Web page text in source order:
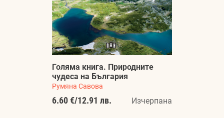
Голяма книга. Природните
чудеса на България
Румяна Савова
6.60 €/12.91 лв. Изчерпана